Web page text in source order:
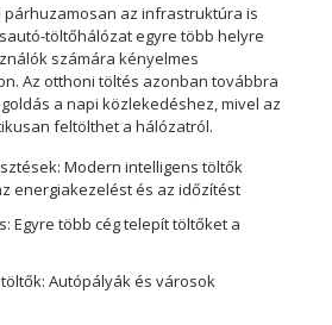
párhuzamosan az infrastruktúra is
töltőhálózat egyre több helyre
számára kényelmes
Az otthoni töltés azonban továbbra
a napi közlekedéshez, mivel az
feltölthet a hálózatról.
Modern intelligens töltők
energiakezelést és az időzítést
Egyre több cég telepít töltőket a
Autópályák és városok